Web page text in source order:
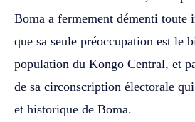
Boma a fermement démenti
que sa seule préoccupation est le
population du Kongo Central, et
de sa circonscription électorale
et historique de Boma.